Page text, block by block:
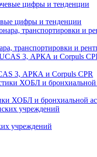
цифры и тенденции
транспортировки и
3, АРКА и Corpuls CPR
ХОБЛ и бронхиальной
учреждений